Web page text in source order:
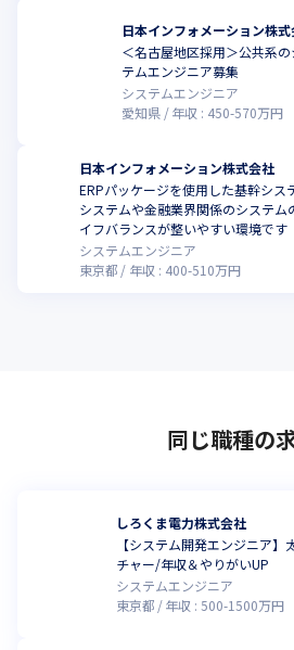
日本インフォメーション株
＜名古屋地区採用＞公共系
テムエンジニア募集
システムエンジニア
愛知県
年収 : 450-570万円
日本インフォメーション株式会社
ERPパッケージを使用した基幹シス
システムや金融業界関係のシステム
イフバランスが整いやすい環境です
システムエンジニア
東京都
年収 : 400-510万円
同じ職種の
しろくま電力株式会社
【システム開発エンジニア
チャー/年収＆やりがいUP
システムエンジニア
東京都
年収 :500-1500万円